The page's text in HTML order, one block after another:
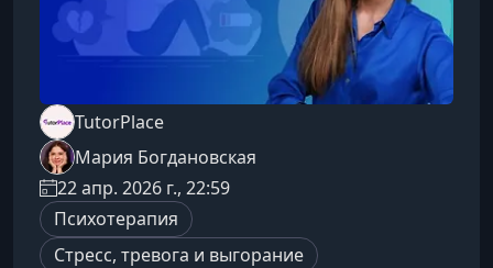
TutorPlace
Мария Богдановская
22 апр. 2026 г., 22:59
Психотерапия
Стресс, тревога и выгорание